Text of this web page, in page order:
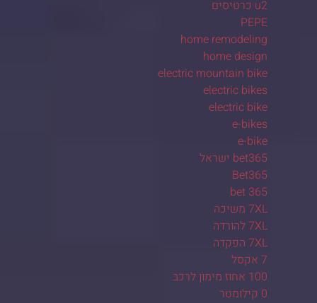
u2 כרטיסים
PEPE
home remodeling
home design
electric mountain bike
electric bikes
electric bike
e-bikes
e-bike
bet365 ישראל
Bet365
bet 365
7XL משיכה
7XL להורדה
7XL הפקדה
7 אקסל
100 אחוז מימון לרכב
0 קילומטר